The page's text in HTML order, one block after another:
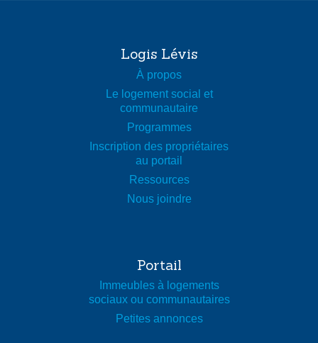
Logis Lévis
À propos
Le logement social et
communautaire
Programmes
Inscription des propriétaires
au portail
Ressources
Nous joindre
Portail
Immeubles à logements
sociaux ou communautaires
Petites annonces